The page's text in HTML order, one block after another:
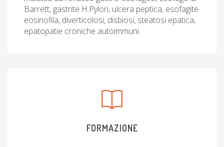
Barrett, gastrite H.Pylori, ulcera peptica, esofagite
eosinofila, diverticolosi, disbiosi, steatosi epatica,
epatopatie croniche autoimmuni.
FORMAZIONE